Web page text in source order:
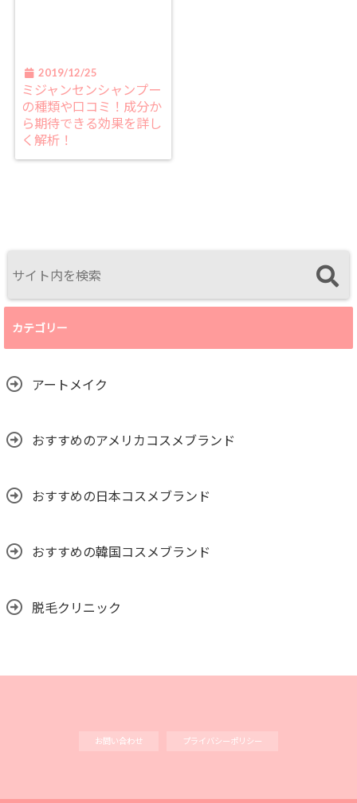
2019/12/25
ミジャンセンシャンプー
の種類や口コミ！成分か
ら期待できる効果を詳し
く解析！
カテゴリー
アートメイク
おすすめのアメリカコスメブランド
おすすめの日本コスメブランド
おすすめの韓国コスメブランド
脱毛クリニック
お問い合わせ プライバシーポリシー